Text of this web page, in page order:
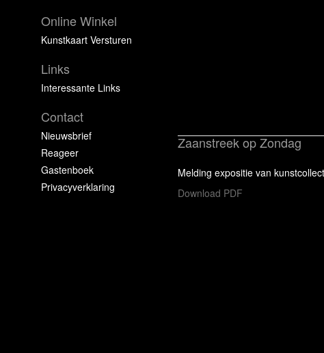
Zaanstreek op Zondag
Melding expositie van
Download PDF
Online Winkel
Kunstkaart Versturen
Links
Interessante Links
Contact
Nieuwsbrief
Reageer
Gastenboek
Privacyverklaring